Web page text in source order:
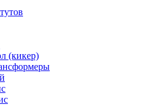
(кикер)